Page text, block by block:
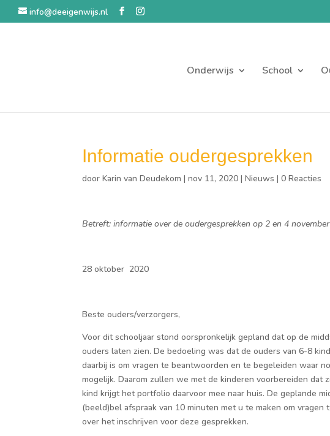
info@deeigenwijs.nl
Onderwijs School
Informatie oudergesprekken
doorKarin van Deudekom |nov 11, 2020 |Nieuws |0 Reacties
Betreft: informatie over de oudergesprekken op 2 en 4 november
28 oktober 2020
Beste ouders/verzorgers,
Voor dit schooljaar stond oorspronkelijk gepland dat op de
ouders laten zien. De bedoeling was dat de ouders van 6-8
daarbij is om vragen te beantwoorden en te begeleiden waar
mogelijk. Daarom zullen we met de kinderen voorbereiden
kind krijgt het portfolio daarvoor mee naar huis. De geplande
(beeld)bel afspraak van 10 minuten met u te maken om
over het inschrijven voor deze gesprekken.